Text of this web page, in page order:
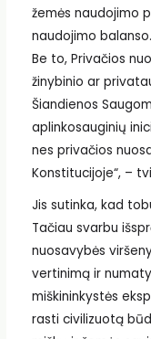
žemės naudojimo
naudojimo
Be to, Privačios
žinybinio ar
Šiandienos
aplinkosauginių
nes privačios
Konstitucijoje“, –
Jis sutinka, kad
Tačiau svarbu
nuosavybės
vertinimą ir
miškininkystės
rasti civilizuotą